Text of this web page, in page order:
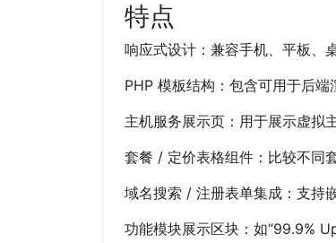
特点
响应式设计：兼容手机、平板、
PHP 模板结构：包含可用于后
主机服务展示页：用于展示虚拟
套餐 / 定价表格组件：比较不同
域名搜索 / 注册表单集成：支持
功能模块展示区块：如“99.9%